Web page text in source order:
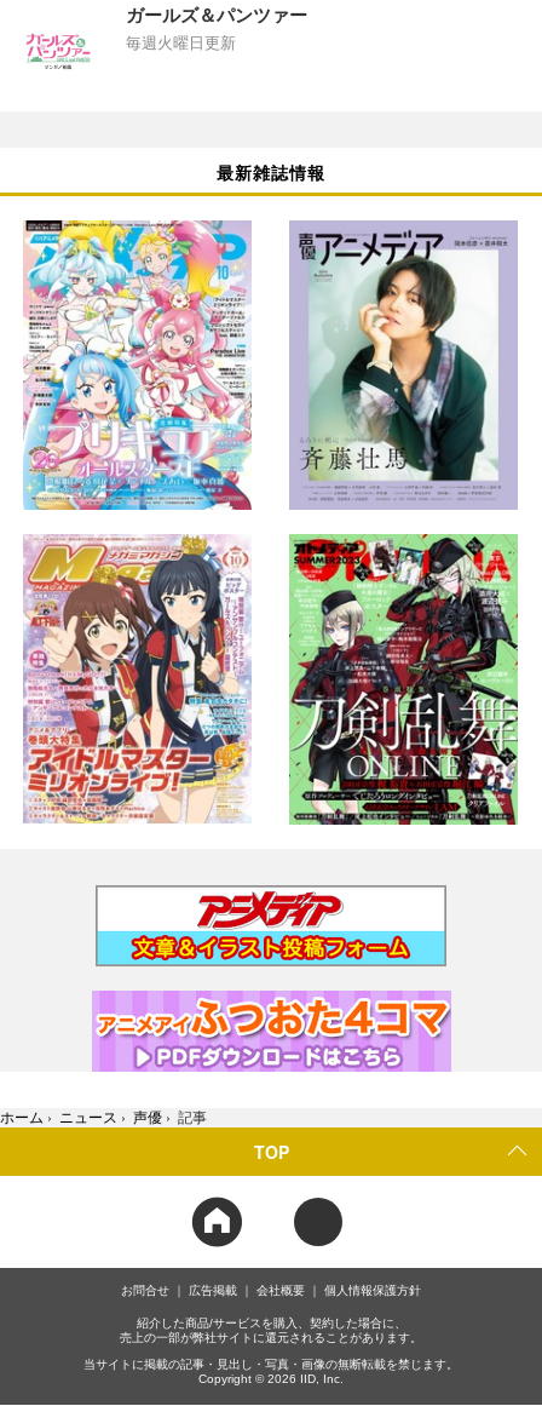
ガールズ＆パンツァー
毎週火曜日更新
最新雑誌情報
ホーム › ニュース › 声優 › 記事
TOP
お問合せ 広告掲載 会社概要 個人情報保護方針
紹介した商品/サービスを購入、契約した場合に、
売上の一部が弊社サイトに還元されることがあります。
当サイトに掲載の記事・見出し・写真・画像の無断転載を禁じます。
Copyright © 2026 IID, Inc.